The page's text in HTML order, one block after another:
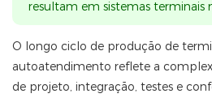
resultam em sistemas terminais
O longo ciclo de produção de
autoatendimento reflete a
de projeto, integração, testes e